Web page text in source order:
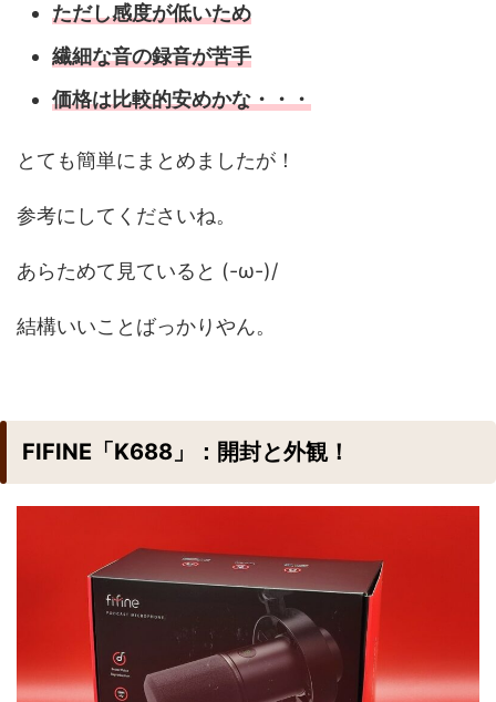
ただし感度が低いため
繊細な音の録音が苦手
価格は比較的安めかな・・・
とても簡単にまとめましたが！
参考にしてくださいね。
あらためて見ていると (-ω-)/
結構いいことばっかりやん。
FIFINE「K688」：開封と外観！